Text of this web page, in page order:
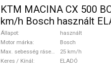
KTM MACINA CX 500 BOSCH mély-
km/h Bosch használt
Állapot
használt
Motor márka
Bosch
Max. sebesség rásegítéssel
25 km/h
Keres / Kínál
ELADÓ